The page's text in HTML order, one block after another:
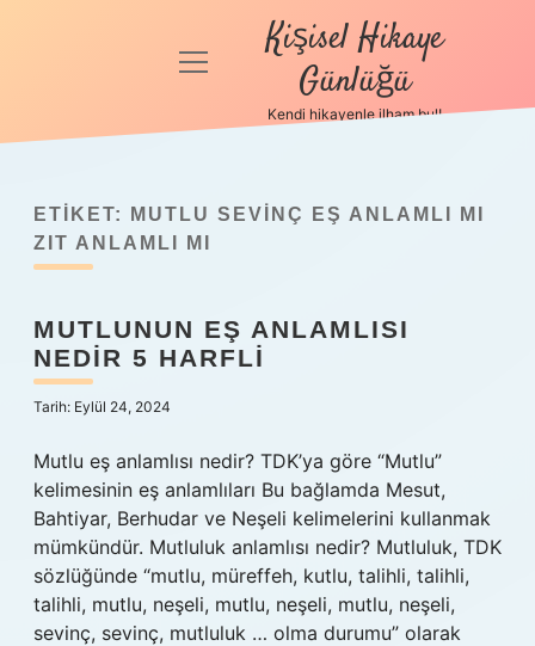
Anasayfa
Politikası
Yasal Uyarı
Hakkımızda
menüyü
Kişisel Hikaye
Günlüğü
Kendi hikayenle ilham bul!
ETIKET:
MUTLU SEVINÇ EŞ ANLAMLI MI
ZIT ANLAMLI MI
MUTLUNUN EŞ ANLAMLISI
NEDIR 5 HARFLI
Tarih: Eylül 24, 2024
Mutlu eş anlamlısı nedir? TDK’ya göre “Mutlu”
kelimesinin eş anlamlıları Bu bağlamda Mesut,
Bahtiyar, Berhudar ve Neşeli kelimelerini kullanmak
mümkündür. Mutluluk anlamlısı nedir? Mutluluk, TDK
sözlüğünde “mutlu, müreffeh, kutlu, talihli, talihli,
talihli, mutlu, neşeli, mutlu, neşeli, mutlu, neşeli,
sevinç, sevinç, mutluluk … olma durumu” olarak